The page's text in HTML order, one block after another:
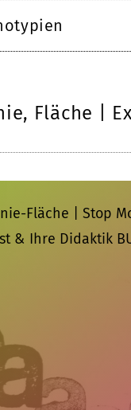
Fläche |
Fläche | Stop
& Ihre Didaktik